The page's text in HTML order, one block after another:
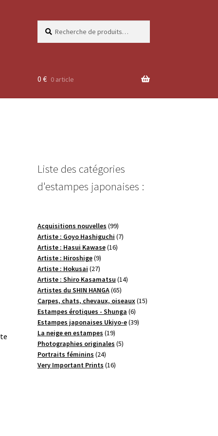
pour :
0 € 0 article
Liste des catégories
d'estampes japonaises :
Acquisitions nouvelles 9999
produits
Artiste : Goyo Hashiguchi 77
Artiste : Hasui Kawase 1616
Artiste : Hiroshige 99
produits
Artiste : Hokusai 2727
produits
Artiste : Shiro Kasamatsu 1414
Artistes du SHIN HANGA 6565
produits
Carpes, chats, chevaux, oiseaux 1515
Estampes érotiques - Shunga 66
produits
Estampes japonaises Ukiyo-e 3939
La neige en estampes 1919
produits
Photographies originales 55
Portraits féminins 2424
produits
Very Important Prints 1616